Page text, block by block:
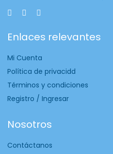
Enlaces relevantes
Mi Cuenta
Política de privacidd
Términos y condiciones
Registro / Ingresar
Nosotros
Contáctanos